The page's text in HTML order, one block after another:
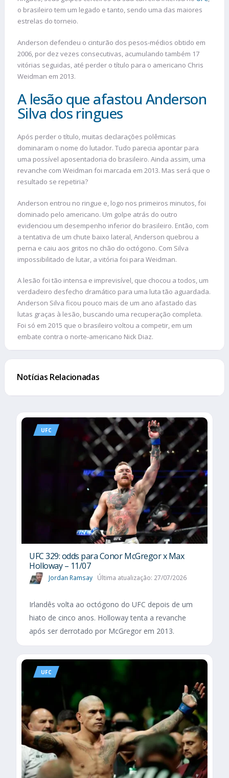
o brasileiro tem um legado e tanto, sendo uma das maiores
estrelas do torneio.
Anderson defendeu o cinturão dos pesos-médios obtido em
2006, por dez vezes consecutivas, acumulando também 17
vitórias seguidas, até perder o título para o americano Chris
Weidman em 2013.
A lesão que afastou Anderson
Silva dos ringues
Após perder o título, muitas declarações polêmicas
dominaram o nome do lutador. Tudo parecia apontar para
uma possível aposentadoria do brasileiro. Ainda assim, uma
revanche com Weidman foi marcada em 2013. Mas será que o
resultado se repetiria?
Anderson entrou no ringue e, logo nos primeiros minutos, foi
dominado pelo americano. Um golpe atrás do outro
evidenciou um desempenho inferior do brasileiro. Então, com
a tentativa de um chute baixo lateral, Anderson quebrou a
perna e caiu aos gritos no chão do octógono. Com Silva
impossibilitado de lutar, a vitória foi para Weidman.
A lesão foi tão intensa e imprevisível, que chocou a todos, um
verdadeiro desfecho dramático para uma luta tão aguardada.
Anderson Silva ficou pouco mais de um ano afastado das
lutas graças à lesão, buscando uma recuperação completa.
Foi só em 2015 que o brasileiro voltou a competir, em um
embate contra o norte-americano Nick Diaz.
Notícias Relacionadas
UFC
UFC 329: odds para Conor McGregor x Max
Holloway – 11/07
Jordan Ramsay Última atualização: 27/07/2026
Irlandês volta ao octógono do UFC depois de um
hiato de cinco anos. Holloway tenta a revanche
após ser derrotado por McGregor em 2013.
UFC